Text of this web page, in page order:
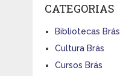
CATEGORIAS
Bibliotecas Brás
Cultura Brás
Cursos Brás